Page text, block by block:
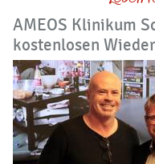
AMEOS Klinikum
kostenlosen